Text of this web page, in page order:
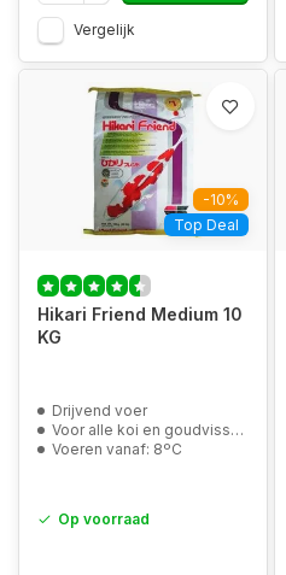
Vergelijk
-10%
Top Deal
Hikari Friend Medium 10
KG
Drijvend voer
Voor alle koi en goudvissen
Voeren vanaf: 8ºC
Op voorraad